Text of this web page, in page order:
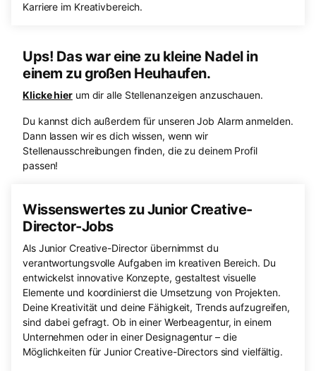
Karriere im Kreativbereich.
Ups! Das war eine zu kleine Nadel in
einem zu großen Heuhaufen.
Klicke hierum dir alle Stellenanzeigen anzuschauen.
Du kannst dich außerdem für unseren Job Alarm anmelden.
Dann lassen wir es dich wissen, wenn wir
Stellenausschreibungen finden, die zu deinem Profil
passen!
Wissenswertes zu Junior Creative-
Director-Jobs
Als Junior Creative-Director übernimmst du
verantwortungsvolle Aufgaben im kreativen Bereich. Du
entwickelst innovative Konzepte, gestaltest visuelle
Elemente und koordinierst die Umsetzung von Projekten.
Deine Kreativität und deine Fähigkeit, Trends aufzugreifen,
sind dabei gefragt. Ob in einer Werbeagentur, in einem
Unternehmen oder in einer Designagentur – die
Möglichkeiten für Junior Creative-Directors sind vielfältig.